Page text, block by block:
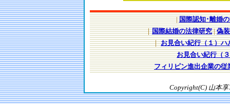
|国際認知･離婚
｜国際結婚の法律研究|偽
｜お見合い紀行（１）ハ
お見合い紀行（
フィリピン進出企業の従
Copyright(C) 山本